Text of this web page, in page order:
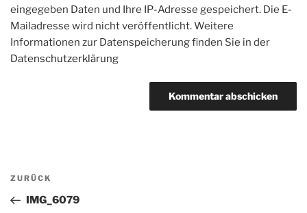
eingegeben Daten und Ihre IP-Adresse gespeichert. Die E-
Mailadresse wird nicht veröffentlicht. Weitere
Informationen zur Datenspeicherung finden Sie in der
Datenschutzerklärung
Beitragsnavigation
Vorheriger
Beitrag
ZURÜCK
IMG_6079